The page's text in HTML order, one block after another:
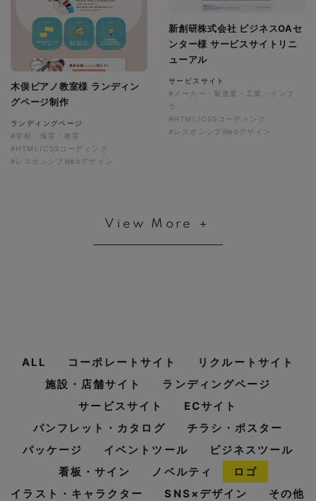
新創研株式会社 ビジネスOAセ
ンター様 サービスサイトリニ
ューアル
サービスサイト
#メーカー・製造業・工業・インフ
ラ
#HTML/CSSコーディング
#レスポンシブWebデザイン
木俣ピアノ教室様 ランディン
グページ制作
ランディングページ
#学校・保育・教育
#HTML/CSSコーディング
#レスポンシブWebデザイン
View More ＋
ALL コーポレートサイト
リクルートサイト
施設・店舗サイト
ランディングページ
サービスサイト
ECサイト
パンフレット・カタログ
チラシ・ポスター
パッケージ
イベントツール
ビジネスツール
看板・サイン
ノベルティ
ロゴ
イラスト・キャラクター
SNS×デザイン
その他